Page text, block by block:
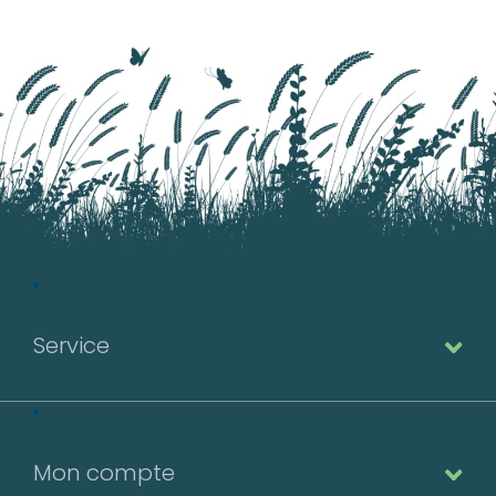
Service
Mon compte